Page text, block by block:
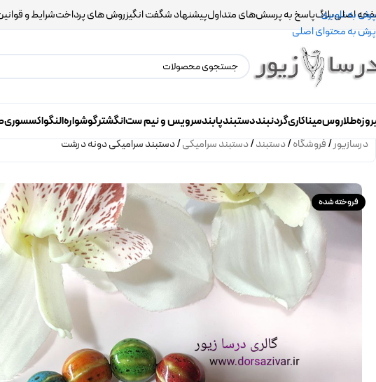
پرش به ناوبری
پرش به محتوای اصلی
اصلیبلاگپاسخ به پرسش‌های متداولپیشنهاد شگفت انگیزروش های پرداختشرایط و
طلاروسمیناکاریگردنبنددستبندپابندسرویس و نیم ستانگشترگوشوارهالنگواکسسوری
درسازیور/فروشگاه/دستبند/دستبند سرامیکی/دستبند سرامیکی دونه درشت
فروخته شده